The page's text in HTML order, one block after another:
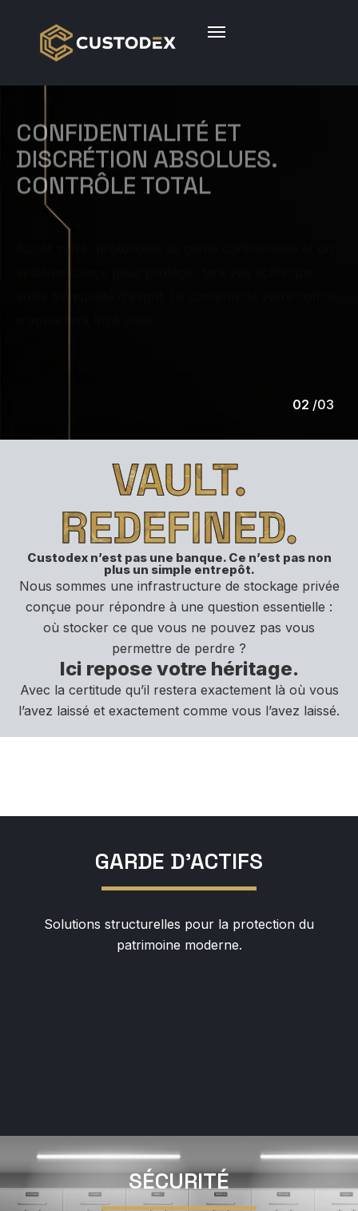
CONFIDENTIALITÉ ET
DISCRÉTION ABSOLUES.
CONTRÔLE TOTAL
Accès privé, protocoles de garde confidentiels et un
système conçu pour protéger tant vos actifs que
02 /03
VAULT.
REDEFINED.
Custodex n’est pas une banque. Ce n’est pas non
plus un simple entrepôt.
Nous sommes une infrastructure de stockage privée
conçue pour répondre à une question essentielle :
où stocker ce que vous ne pouvez pas vous
permettre de perdre ?
Ici repose votre héritage.
Avec la certitude qu’il restera exactement là où vous
l’avez laissé et exactement comme vous l’avez laissé.
GARDE D'ACTIFS
Solutions structurelles pour la protection du
patrimoine moderne.
SÉCURITÉ